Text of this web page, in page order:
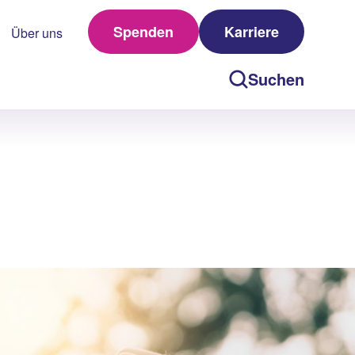
Suchen
Über uns Spenden Karriere